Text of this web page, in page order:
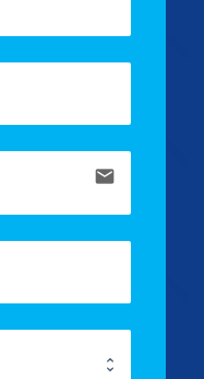
email